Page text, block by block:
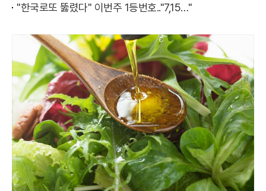
"한국로또 뚫렸다" 이번주 1등번호.."7,15…"